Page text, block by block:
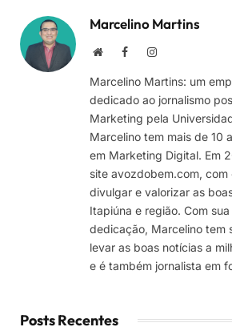
Marcelino Martins
Site FacebookInstagram
Marcelino Martins: um
dedicado ao jornalismo
Marketing pela
Marcelino tem mais de 10
em Marketing Digital. Em
site avozdobem.com,
divulgar e valorizar as
Itapiúna e região. Com
dedicação, Marcelino tem
levar as boas notícias a
e é também jornalista em
Posts Recentes